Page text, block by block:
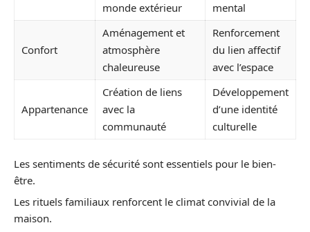
monde extérieur
mental
Confort
Aménagement et
atmosphère
chaleureuse
Renforcement
du lien affectif
avec l’espace
Appartenance
Création de liens
avec la
communauté
Développement
d’une identité
culturelle
Les sentiments de sécurité sont essentiels pour le bien-
être.
Les rituels familiaux renforcent le climat convivial de la
maison.